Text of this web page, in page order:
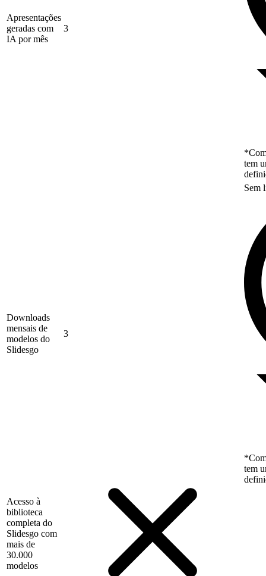
Apresentações
geradas com
IA por mês
3
tem
Downloads
mensais de
modelos do
Slidesgo
3
Sem
tem
Acesso à
biblioteca
completa do
Slidesgo com
mais de
30.000
modelos